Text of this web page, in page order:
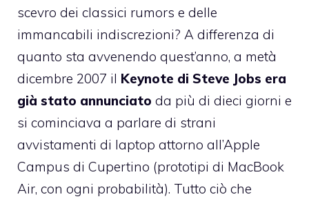
scevro dei classici rumors e delle
immancabili indiscrezioni? A differenza di
quanto sta avvenendo quest’anno, a metà
dicembre 2007 il Keynote di Steve Jobs era
già stato annunciato da più di dieci giorni e
si cominciava a parlare di strani
avvistamenti di laptop attorno all’Apple
Campus di Cupertino (prototipi di MacBook
Air, con ogni probabilità). Tutto ciò che